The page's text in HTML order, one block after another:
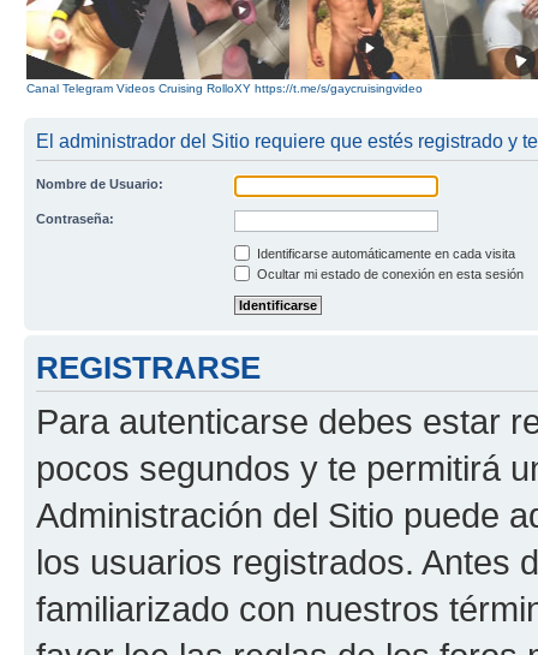
Canal Telegram Videos Cruising RolloXY https://t.me/s/gaycruisingvideo
El administrador del Sitio requiere que estés registrado y
Nombre de Usuario:
Contraseña:
Identificarse automáticamente en cada visita
Ocultar mi estado de conexión en esta sesión
REGISTRARSE
Para autenticarse debes estar
pocos segundos y te permitirá
Administración del Sitio puede
los usuarios registrados. Antes
familiarizado con nuestros